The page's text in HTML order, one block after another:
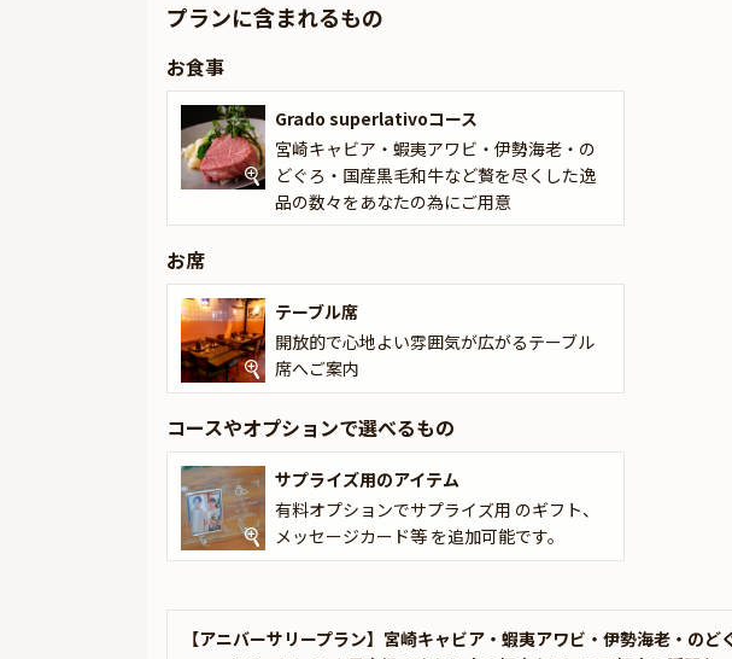
さらに本プランでは、有料オプションで、アニバーサリーにぴったりな花
渡し致しますので、サプライズにお役立てください。詳しくは本ページ中
ます。
「POZ DINING」だからこそ叶う、この極上のアニバーサリープランは、
す。最高の料理とおもてなしで、心に残るひとときをお過ごしください。
プランに含まれるもの
お食事
Grado superlativoコース
宮崎キャビア・蝦夷アワビ・伊勢海老・の
どぐろ・国産黒毛和牛など贅を尽くした逸
品の数々をあなたの為にご用意
お席
テーブル席
開放的で心地よい雰囲気が広がるテーブル
席へご案内
コースやオプションで選べるもの
サプライズ用のアイテム
有料オプションでサプライズ用 のギフト、
メッセージカード等 を追加可能です。
【アニバーサリープラン】宮崎キャビア・蝦夷アワビ・伊勢海老・の